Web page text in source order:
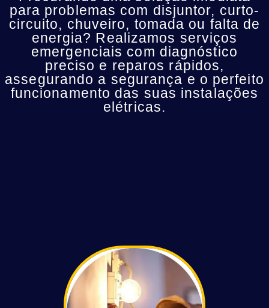
para problemas com disjuntor, curto-
circuito, chuveiro, tomada ou falta de
energia? Realizamos serviços
emergenciais com diagnóstico
preciso e reparos rápidos,
assegurando a segurança e o perfeito
funcionamento das suas instalações
elétricas.